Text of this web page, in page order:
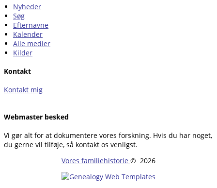
Nyheder
Søg
Efternavne
Kalender
Alle medier
Kilder
Kontakt
Kontakt mig
Webmaster besked
Vi gør alt for at dokumentere vores forskning. Hvis du har noget,
du gerne vil tilføje, så kontakt os venligst.
Vores familiehistorie © 2026